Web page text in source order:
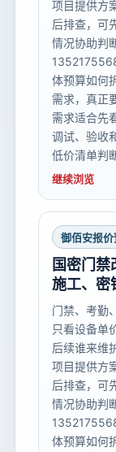
项目提供方
后排查，可
情况协助判
体预算如何
需求，真正
需求适合先
调试、验收
低价清单判
继续浏览
御佰安报价
国密门禁
施工、密
门禁、考勤
只看设备单
后续谁来维
项目提供方
后排查，可
情况协助判
体预算如何